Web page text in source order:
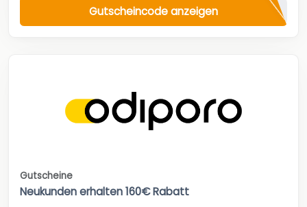
Gutscheincode anzeigen
Gutscheine
Neukunden erhalten 160€ Rabatt